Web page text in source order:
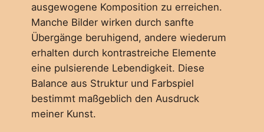
ausgewogene Komposition zu erreichen.
Manche Bilder wirken durch sanfte
Übergänge beruhigend, andere wiederum
erhalten durch kontrastreiche Elemente
eine pulsierende Lebendigkeit. Diese
Balance aus Struktur und Farbspiel
bestimmt maßgeblich den Ausdruck
meiner Kunst.